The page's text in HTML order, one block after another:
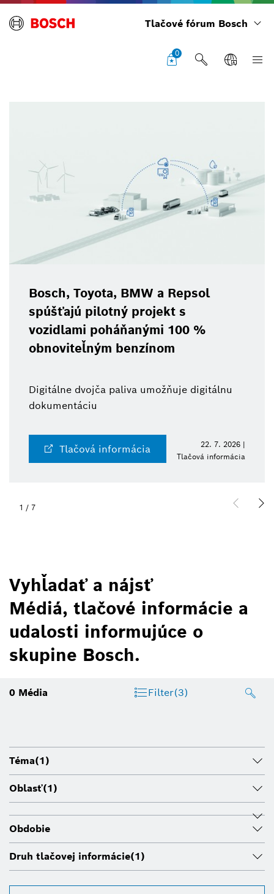
Tlačové fórum Bosch
0
Bosch, Toyota, BMW a Repsol
spúšťajú pilotný projekt s
vozidlami poháňanými 100 %
obnoviteľným benzínom
Digitálne dvojča paliva umožňuje digitálnu
dokumentáciu
Tlačová informácia
22. 7. 2026 |
Tlačová informácia
1 / 7
Vyhľadať a nájsť
Médiá, tlačové informácie a
udalosti informujúce o
skupine Bosch.
0 Média Filter(3)
Téma(1)
Oblasť(1)
Obdobie
Druh tlačovej informácie(1)